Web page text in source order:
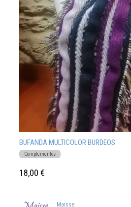
BUFANDA MULTICOLOR BURDEOS
Complementos
18,00 €
Maisse